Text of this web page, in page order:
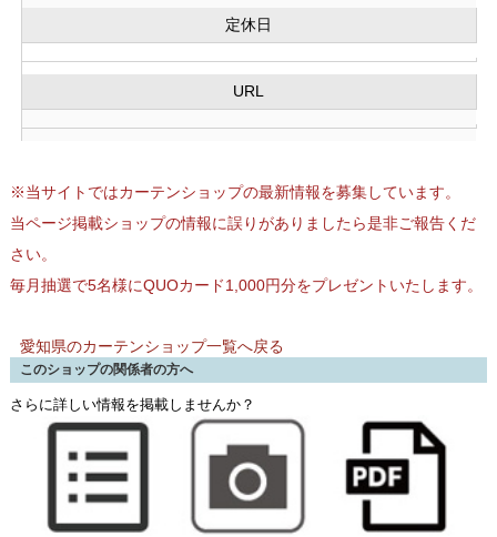
定休日
URL
※当サイトではカーテンショップの最新情報を募集しています。
当ページ掲載ショップの情報に誤りがありましたら是非ご報告くだ
さい。
毎月抽選で5名様にQUOカード1,000円分をプレゼントいたします。
愛知県のカーテンショップ一覧へ戻る
このショップの関係者の方へ
さらに詳しい情報を掲載しませんか？